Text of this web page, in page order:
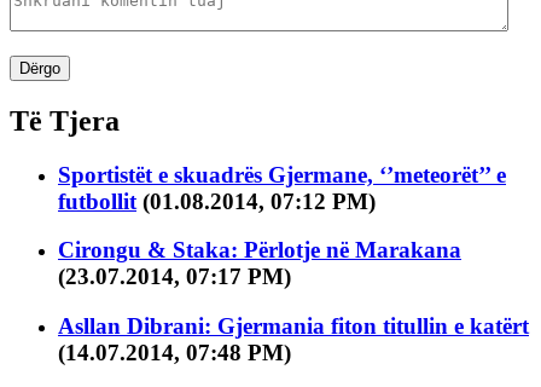
Dërgo
Të Tjera
Sportistët e skuadrës Gjermane, ‘’meteorët’’ e
futbollit (01.08.2014, 07:12 PM)
Cirongu & Staka: Përlotje në Marakana
(23.07.2014, 07:17 PM)
Asllan Dibrani: Gjermania fiton titullin e katërt
(14.07.2014, 07:48 PM)